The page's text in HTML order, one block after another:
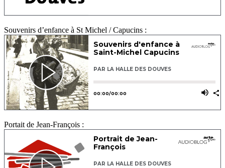
Souvenirs d’enfance à St Michel / Capucins :
Portait de Jean-François :